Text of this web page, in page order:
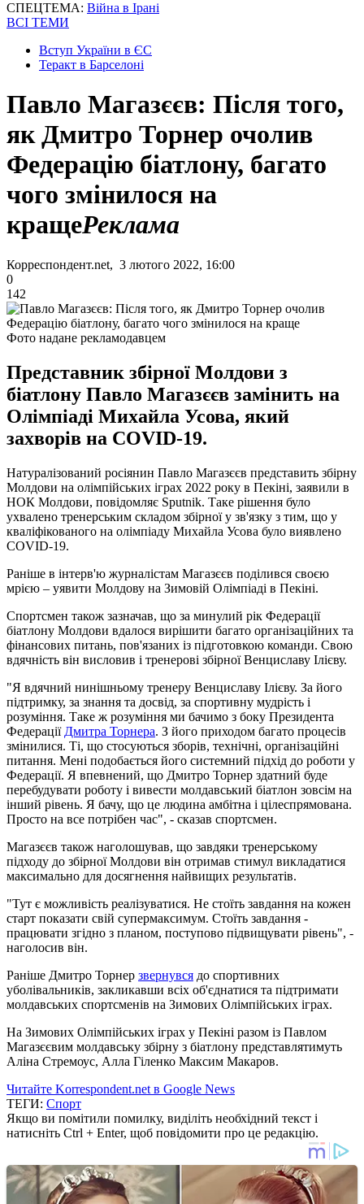
СПЕЦТЕМА: Війна в Ірані
ВСІ ТЕМИ
Вступ України в ЄС
Теракт в Барселоні
Павло Магазєєв: Після того,
як Дмитро Торнер очолив
Федерацію біатлону, багато
чого змінилося на
кращеРеклама
Корреспондент.net, 3 лютого 2022, 16:00
0
142
Фото надане рекламодавцем
Представник збірної Молдови з
біатлону Павло Магазєєв замінить на
Олімпіаді Михайла Усова, який
захворів на COVID-19.
Натуралізований росіянин Павло Магазєєв представить збірну
Молдови на олімпійських іграх 2022 року в Пекіні, заявили в
НОК Молдови, повідомляє Sputnik. Таке рішення було
ухвалено тренерським складом збірної у зв'язку з тим, що у
кваліфікованого на олімпіаду Михайла Усова було виявлено
COVID-19.
Раніше в інтерв'ю журналістам Магазєєв поділився своєю
мрією – уявити Молдову на Зимовій Олімпіаді в Пекіні.
Спортсмен також зазначав, що за минулий рік Федерації
біатлону Молдови вдалося вирішити багато організаційних та
фінансових питань, пов'язаних із підготовкою команди. Свою
вдячність він висловив і тренерові збірної Венциславу Ілієву.
"Я вдячний нинішньому тренеру Венциславу Ілієву. За його
підтримку, за знання та досвід, за спортивну мудрість і
розуміння. Таке ж розуміння ми бачимо з боку Президента
Федерації Дмитра Торнера. З його приходом багато процесів
змінилися. Ті, що стосуються зборів, технічні, організаційні
питання. Мені подобається його системний підхід до роботи у
Федерації. Я впевнений, що Дмитро Торнер здатний буде
перебудувати роботу і вивести молдавський біатлон зовсім на
інший рівень. Я бачу, що це людина амбітна і цілеспрямована.
Просто на все потрібен час", - сказав спортсмен.
Магазєєв також наголошував, що завдяки тренерському
підходу до збірної Молдови він отримав стимул викладатися
максимально для досягнення найвищих результатів.
"Тут є можливість реалізуватися. Не стоїть завдання на кожен
старт показати свій супермаксимум. Стоїть завдання -
працювати згідно з планом, поступово підвищувати рівень", -
наголосив він.
Раніше Дмитро Торнер звернувся до спортивних
уболівальників, закликавши всіх об'єднатися та підтримати
молдавських спортсменів на Зимових Олімпійських іграх.
На Зимових Олімпійських іграх у Пекіні разом із Павлом
Магазєєвим молдавську збірну з біатлону представлятимуть
Аліна Стремоус, Алла Гіленко Максим Макаров.
Читайте Korrespondent.net в Google News
ТЕГИ: Спорт
Якщо ви помітили помилку, виділіть необхідний текст і
натисніть Ctrl + Enter, щоб повідомити про це редакцію.